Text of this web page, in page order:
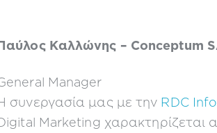
Καλλώνης – Conceptum
Manager
συνεργασία μας με την RDC
Marketing χαρακτηρίζεται